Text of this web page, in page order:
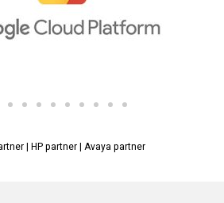
| HP partner| Avaya partner